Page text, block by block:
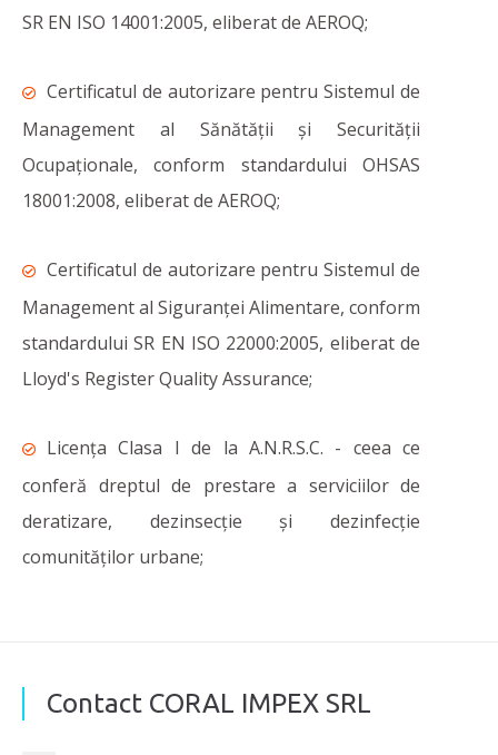
SR EN ISO 14001:2005, eliberat de AEROQ;
Certificatul de autorizare pentru Sistemul de
Management al Sănătății și Securității
Ocupaționale, conform standardului OHSAS
18001:2008, eliberat de AEROQ;
Certificatul de autorizare pentru Sistemul de
Management al Siguranței Alimentare, conform
standardului SR EN ISO 22000:2005, eliberat de
Lloyd's Register Quality Assurance;
Licența Clasa I de la A.N.R.S.C. - ceea ce
conferă dreptul de prestare a serviciilor de
deratizare, dezinsecție și dezinfecție
comunităților urbane;
Contact CORAL IMPEX SRL